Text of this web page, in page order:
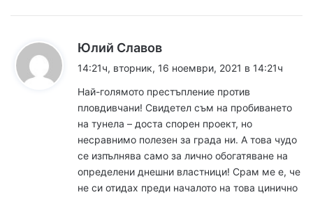
Юлий Славов
а
а
:
14:21ч, вторник, 16 ноември, 2021 в 14:21ч
Най-голямото престъпление против
пловдивчани! Свидетел съм на пробиването
на тунела – доста спорен проект, но
несравнимо полезен за града ни. А това чудо
се изпълнява само за лично обогатяване на
определени днешни властници! Срам ме е, че
не си отидах преди началото на това цинично